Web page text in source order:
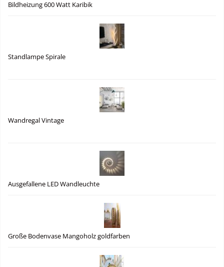
Bildheizung 600 Watt Karibik
Standlampe Spirale
Wandregal Vintage
Ausgefallene LED Wandleuchte
Große Bodenvase Mangoholz goldfarben